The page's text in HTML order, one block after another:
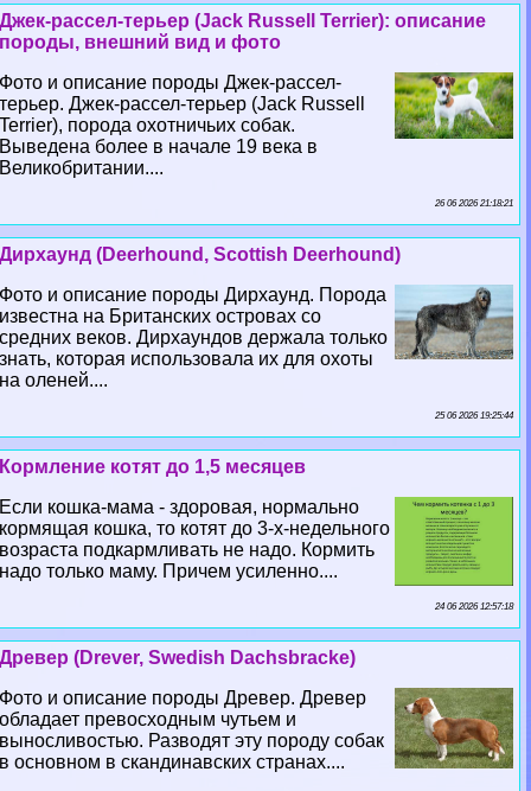
Джек-рассел-терьер (Jack Russell Terrier): описание
породы, внешний вид и фото
Фото и описание породы Джек-рассел-
терьер. Джек-рассел-терьер (Jack Russell
Terrier), порода охотничьих собак.
Выведена более в начале 19 века в
Великобритании....
26 06 2026 21:18:21
Дирхаунд (Deerhound, Scottish Deerhound)
Фото и описание породы Дирхаунд. Порода
известна на Британских островах со
средних веков. Дирхаундов держала только
знать, которая использовала их для охоты
на оленей....
25 06 2026 19:25:44
Кормление котят до 1,5 месяцев
Если кошка-мама - здоровая, нормально
кормящая кошка, то котят до 3-х-недельного
возраста подкармливать не надо. Кормить
надо только маму. Причем усиленно....
24 06 2026 12:57:18
Древер (Drever, Swedish Dachsbracke)
Фото и описание породы Древер. Древер
обладает превосходным чутьем и
выносливостью. Разводят эту породу собак
в основном в скандинавских странах....